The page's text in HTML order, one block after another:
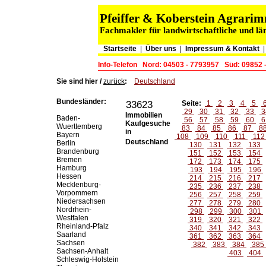
Pfeiffer & Koberstein
Fachmakler für landwirtschaftliche und
Startseite| Über uns Impressum & Kontakt
Info-Telefon
Nord: 04503 - 7793957
Süd: 09852
Sie sind hier /zurück: Deutschland
Bundesländer:
Baden-
Wuerttemberg
Bayern
Berlin
Brandenburg
Bremen
Hamburg
Hessen
Mecklenburg-
Vorpommern
Niedersachsen
Nordrhein-
Westfalen
Rheinland-Pfalz
Saarland
Sachsen
Sachsen-Anhalt
Schleswig-Holstein
33623
Immobilien
Kaufgesuche
in
Deutschland
Seite: 1 2 3 4 5
29
30 31 32 33
56
57 58 59 60
83
84 85 86 87
108
109 110 111
112
130
131 132
133
151
152 153
154
172
173 174
175
193
194 195
196
214
215 216
217
235
236 237
238
256
257 258
259
277
278 279
280
298
299 300
301
319
320 321
322
340
341 342
343
361
362 363
364
382
383 384
385
403
404